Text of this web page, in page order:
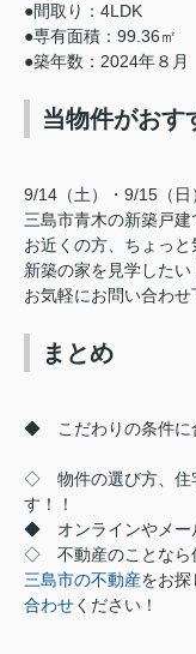
●間取り：4LDK
●専有面積：99.36㎡
●築年数：2024年８月
当物件がおす
9/14（土）・9/15（
三島市青木の新築戸建
お近くの方、ちょっ
新築の家を見学したい
お気軽にお問い合わせ
まとめ
◆ こだわりの条件に
◇ 物件の選び方、住
す！！
◆ オンラインやメー
◇ 不動産のことなら
三島市の不動産をお探
合わせください！